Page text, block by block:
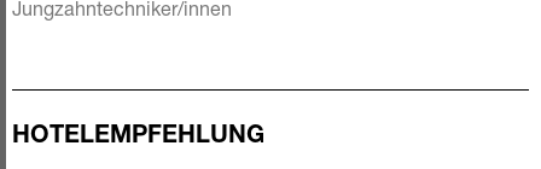
Jungzahntechniker/innen
HOTELEMPFEHLUNG